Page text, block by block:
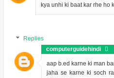
kya unhi ki baat kar rhe ho
Replies
computerguidehindi
aap b.ed karne ki man
jaha se karne ki soch